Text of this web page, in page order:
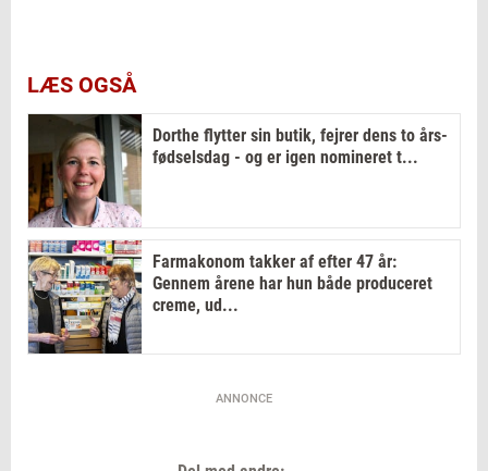
LÆS OGSÅ
Dorthe flytter sin butik, fejrer dens to års-
fødselsdag - og er igen nomineret t...
Farmakonom takker af efter 47 år:
Gennem årene har hun både produceret
creme, ud...
ANNONCE